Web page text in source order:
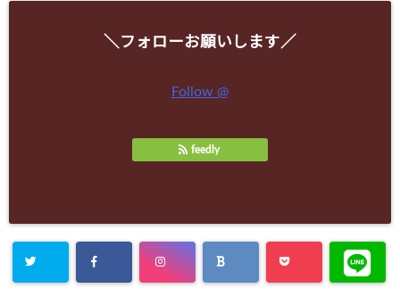
＼フォローお願いします／
Follow @
feedly